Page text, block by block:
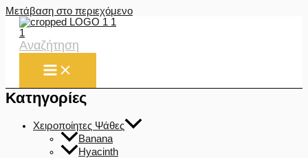
Μετάβαση στο περιεχόμενο
Αναζήτηση
Κατηγορίες
Χειροποίητες Ψάθες
Banana
Hyacinth